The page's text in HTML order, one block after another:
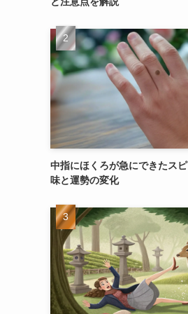
中指にほくろが急にできたス
味と運勢の変化